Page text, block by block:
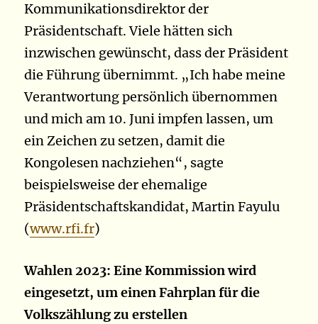
Kommunikationsdirektor der
Präsidentschaft. Viele hätten sich
inzwischen gewünscht, dass der Präsident
die Führung übernimmt. „Ich habe meine
Verantwortung persönlich übernommen
und mich am 10. Juni impfen lassen, um
ein Zeichen zu setzen, damit die
Kongolesen nachziehen“, sagte
beispielsweise der ehemalige
Präsidentschaftskandidat, Martin Fayulu
(www.rfi.fr)
Wahlen 2023: Eine Kommission wird
eingesetzt, um einen Fahrplan für die
Volkszählung zu erstellen